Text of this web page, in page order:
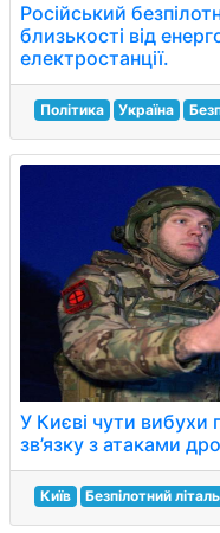
Російський
близькості від
електростанції.
Політика Україна
У Києві чути вибухи
зв’язку з атаками
Київ Безпілотний